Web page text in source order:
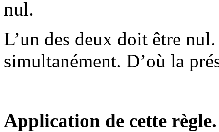
nul.
L’un des deux doit être
simultanément. D’où la
Application de cette règle.